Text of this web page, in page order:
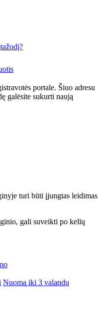
portale. Šiuo adresu
galėsite sukurti naują
turi būti įjungtas leidimas
gali suveikti po kelių
Nuoma iki 3 valandų